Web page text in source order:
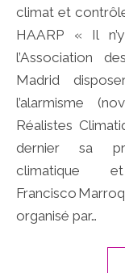
climat et
HAARP « Il
l’Association
Madrid
l’alarmisme
Réalistes
dernier sa
climatique
Francisco
organisé par…